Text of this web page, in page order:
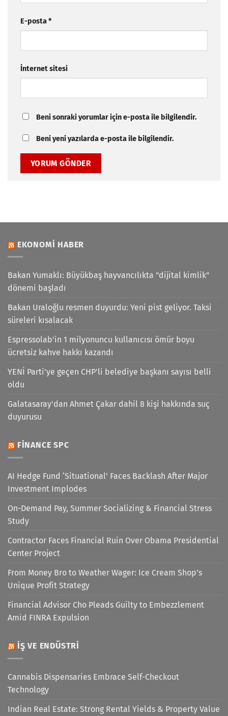
E-posta*
İnternet sitesi
Beni sonraki yorumlar için e-posta ile bilgilendir.
Beni yeni yazılarda e-posta ile bilgilendir.
EKONOMI HABER
Bakan Yumaklı: Büyükbaş hayvancılıkta "dijital kimlik"
dönemi başladı
Bakan Uraloğlu resmen duyurdu: Yeni pist geliyor. Taksi
süreleri kısalacak
Espressolab'in 1 milyonuncu kullanıcısı ömür boyu
ücretsiz kahve hakkı kazandı
YENİ Parti'ye geçen CHP'li belediye başkanı sayısı belli
oldu
Galatasaray'dan Ahmet Çakar dahil 8 kişi hakkında suç
duyurusu
FINANCE SPC
AI Hedge Fund ‘Situational’ Faces Backlash After Major
Investment Implodes
On-Demand Pay, Summer Socializing & Financial Stress
Study
Contractor Faces Financial Ruin Over Obama Presidential
Center Project
From Money Bro to Weather Wager: Ice Cream Shop’s
Unique Profit Strategy
Financial Advisor Cho Pleads Guilty to Embezzlement
Amid FINRA Expulsion
İŞ VE ENDÜSTRI
Cannabis Dispensaries Embrace Self-Checkout
Technology
Indian Real Estate: Strong Rental Yields & Property Value